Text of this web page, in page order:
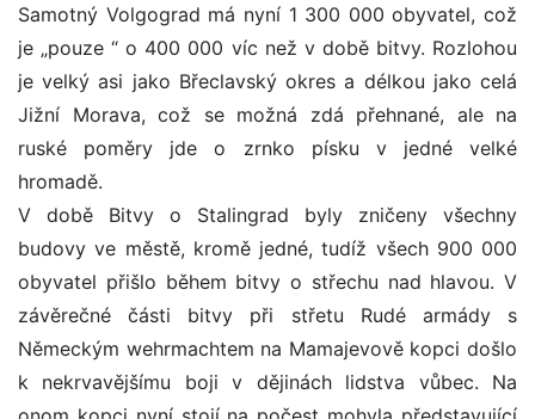
Samotný Volgograd má nyní 1 300 000 obyvatel, což
je „pouze “ o 400 000 víc než v době bitvy. Rozlohou
je velký asi jako Břeclavský okres a délkou jako celá
Jižní Morava, což se možná zdá přehnané, ale na
ruské poměry jde o zrnko písku v jedné velké
hromadě.
V době Bitvy o Stalingrad byly zničeny všechny
budovy ve městě, kromě jedné, tudíž všech 900 000
obyvatel přišlo během bitvy o střechu nad hlavou. V
závěrečné části bitvy při střetu Rudé armády s
Německým wehrmachtem na Mamajevově kopci došlo
k nekrvavějšímu boji v dějinách lidstva vůbec. Na